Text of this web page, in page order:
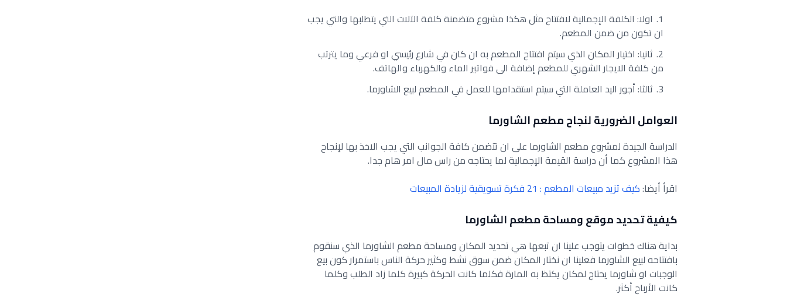
اولا: الكلفة الإجمالية لافتتاح مثل هكذا مشروع متضمنة كلفة الآلات التي يتطلبها والتي يجب
ان تكون من ضمن المطعم.
ثانيا: اختيار المكان الذي سيتم افتتاح المطعم به ان كان في شارع رئيسي او فرعي وما يترتب
من كلفة الايجار الشهري للمطعم إضافة الى فواتير الماء والكهرباء والهاتف.
ثالثا: أجور اليد العاملة التي سيتم استقدامها للعمل في المطعم لبيع الشاورما.
العوامل الضرورية لنجاح مطعم الشاورما
الدراسة الجيدة لمشروع مطعم الشاورما على ان تتضمن كافة الجوانب التي يجب الاخذ بها لإنجاح
هذا المشروع كما أن دراسة القيمة الإجمالية لما يحتاجه من راس مال امر هام جدا.
اقرأ أيضا:كيف تزيد مبيعات المطعم : 21 فكرة تسويقية لزيادة المبيعات
كيفية تحديد موقع ومساحة مطعم الشاورما
بداية هناك خطوات يتوجب علينا ان تبعها هي تحديد المكان ومساحة مطعم الشاورما الذي سنقوم
بافتتاحه لبيع الشاورما فعلينا ان نختار المكان ضمن سوق نشط وكثير حركة الناس باستمرار كون بيع
الوجبات او شاورما يحتاج لمكان يكتظ به المارة فكلما كانت الحركة كبيرة كلما زاد الطلب وكلما
كانت الأرباح أكثر.